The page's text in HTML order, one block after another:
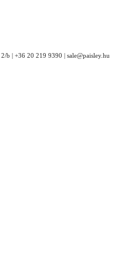
b | +36 20 219 9390 | sale@paisley.hu